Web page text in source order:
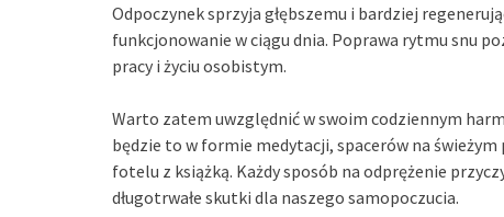
Odpoczynek sprzyja głębszemu i bardziej
funkcjonowanie w ciągu dnia. Poprawa rytmu snu
pracy i życiu osobistym.
Warto zatem uwzględnić w swoim codziennym
będzie to w formie medytacji, spacerów na
fotelu z książką. Każdy sposób na odprężenie
długotrwałe skutki dla naszego samopoczucia.